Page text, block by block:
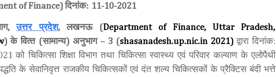
of Finance)दिनांक: 11-10-2021
,उत्तर प्रदेश,लखनऊ (Department of Finance, Uttar Pradesh,
)के वित्‍त (सामान्य) अनुभाग– 3 (shasanadesh.up.nic.in 2021) द्वारा दिनांक:
को चिकित्सा शिक्षा विभाग तथा चिकित्सा स्वास्थ्य एवं परिवार कल्याण के एलोपैथी
के सेवानिवृत्त राजकीय चिकित्सकों एवं दंत शल्य चिकित्सकों के प्रैक्टिस बंदी भत्ते